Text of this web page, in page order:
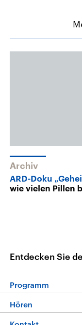
Archiv
ARD-Doku
wie vielen Pillen
Entdecken Sie
Programm
Programm
Hören
Livestream